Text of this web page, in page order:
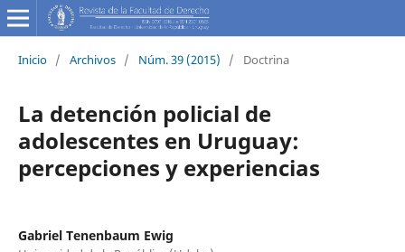
Inicio / Archivos / Núm. 39 (2015) / Doctrina
La detención policial de
adolescentes en Uruguay:
percepciones y experiencias
Gabriel Tenenbaum Ewig